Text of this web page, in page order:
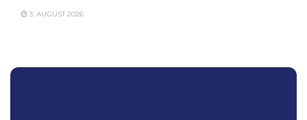
3. AUGUST 2026